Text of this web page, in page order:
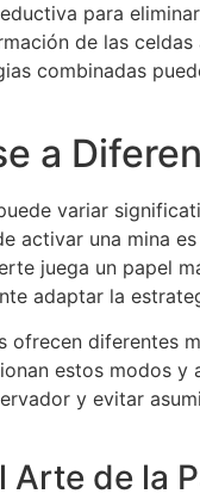
para
de las celdas
combinadas
a
variar
activar una mina
juega un papel
adaptar la
ofrecen diferentes
estos modos y
y evitar
Arte de la